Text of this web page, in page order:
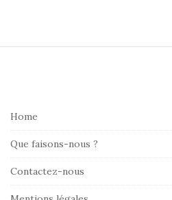
Home
Que faisons-nous ?
Contactez-nous